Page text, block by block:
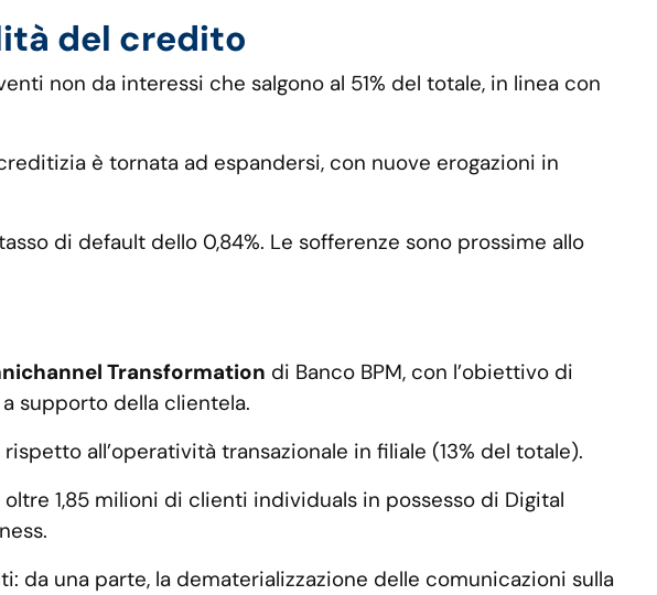
del credito
non da interessi che salgono al 51% del totale, in linea con
è tornata ad espandersi, con nuove erogazioni in
di default dello 0,84%. Le sofferenze sono prossime allo
Transformation di Banco BPM, con l’obiettivo di
supporto della clientela.
all’operatività transazionale in filiale (13% del totale).
1,85 milioni di clienti individuals in possesso di Digital
da una parte, la dematerializzazione delle comunicazioni sulla